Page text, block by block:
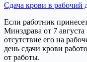
Сдача крови в рабочий
Если работник
Минздрава от 7
отсутствие его на
день сдачи крови
от работы.